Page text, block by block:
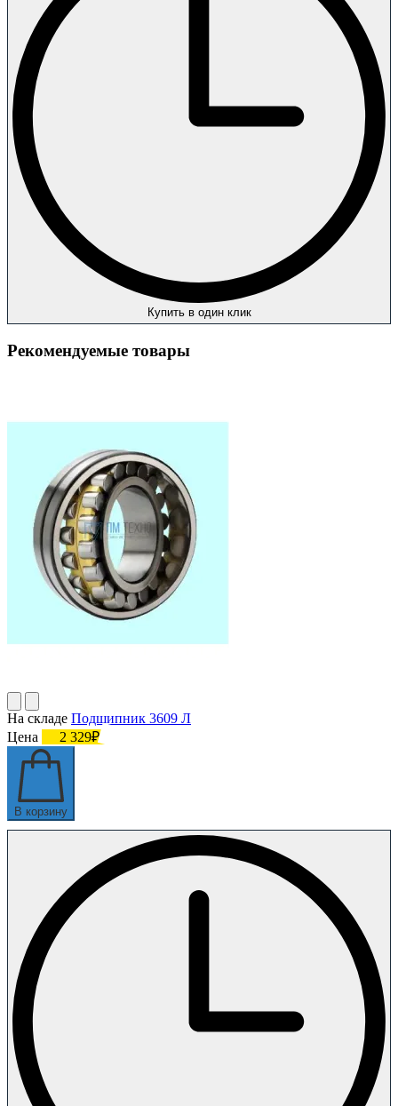
Купить в один клик
Рекомендуемые товары
На складе Подшипник 3609 Л
Цена
2 329₽
В корзину